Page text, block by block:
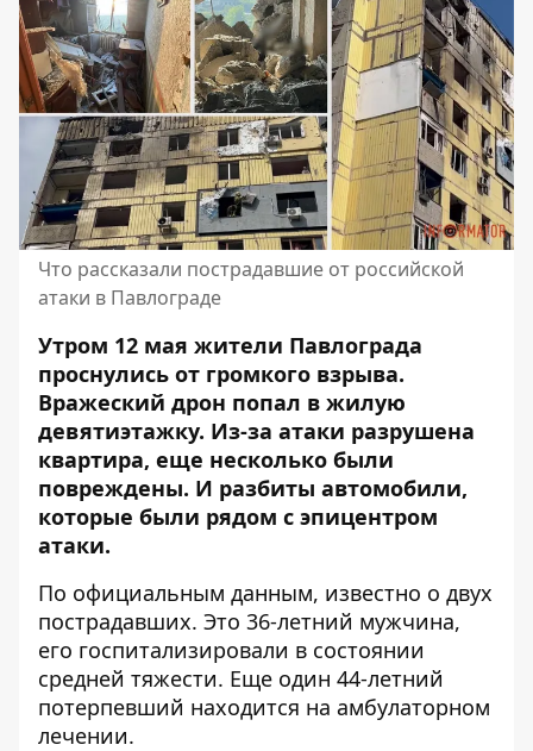
Что рассказали пострадавшие от российской
атаки в Павлограде
Утром 12 мая жители Павлограда
проснулись от громкого взрыва.
Вражеский дрон попал в жилую
девятиэтажку. Из-за атаки разрушена
квартира, еще несколько были
повреждены. И разбиты автомобили,
которые были рядом с эпицентром
атаки.
По официальным данным, известно о двух
пострадавших. Это 36-летний мужчина,
его госпитализировали в состоянии
средней тяжести. Еще один 44-летний
потерпевший находится на амбулаторном
лечении.